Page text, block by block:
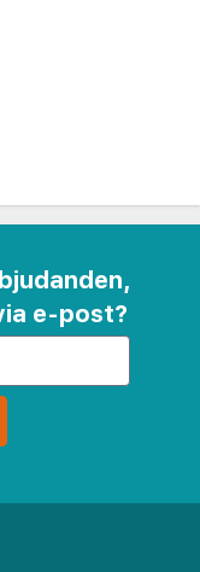
Hotel Ernst en
e-post?